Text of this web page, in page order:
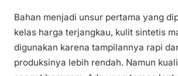
Bahan menjadi unsur pertama yang
kelas harga terjangkau, kulit sintetis
digunakan karena tampilannya rapi
produksinya lebih rendah. Namun